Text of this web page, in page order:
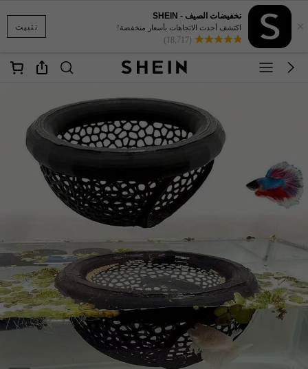
تثبيت ×
تخفيضات الصيف - SHEIN
اكتشف أحدث الاتجاهات بأسعار منخفضة!
(18,717)